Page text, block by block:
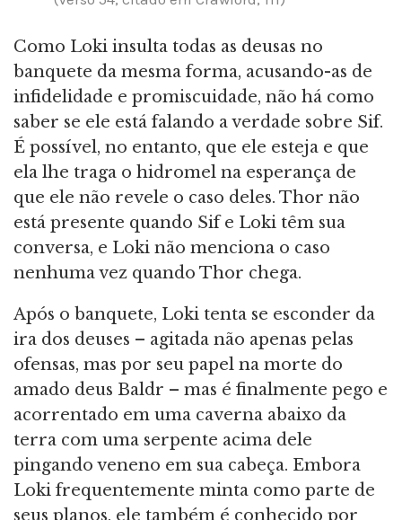
Como Loki insulta todas as deusas no
banquete da mesma forma, acusando-as de
infidelidade e promiscuidade, não há como
saber se ele está falando a verdade sobre Sif.
É possível, no entanto, que ele esteja e que
ela lhe traga o hidromel na esperança de
que ele não revele o caso deles. Thor não
está presente quando Sif e Loki têm sua
conversa, e Loki não menciona o caso
nenhuma vez quando Thor chega.
Após o banquete, Loki tenta se esconder da
ira dos deuses – agitada não apenas pelas
ofensas, mas por seu papel na morte do
amado deus Baldr – mas é finalmente pego e
acorrentado em uma caverna abaixo da
terra com uma serpente acima dele
pingando veneno em sua cabeça. Embora
Loki frequentemente minta como parte de
seus planos, ele também é conhecido por